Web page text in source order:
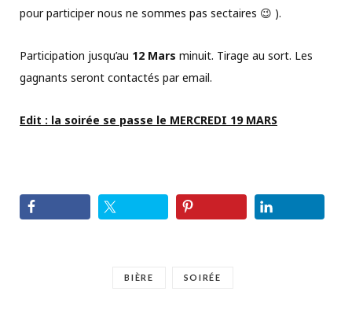
pour participer nous ne sommes pas sectaires 😉 ).
Participation jusqu’au 12 Mars minuit. Tirage au sort. Les
gagnants seront contactés par email.
Edit : la soirée se passe le MERCREDI 19 MARS
BIÈRE SOIRÉE